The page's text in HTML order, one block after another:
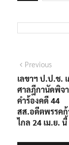
แนะแนว
เรื่อง
Previous
post:
เลขาฯ ป.ป.ช.
ศาลฎีกานัดพิจ
คำร้องคดี 44
สส.อดีตพรรคก้
ไกล 24 เม.ย. นี้